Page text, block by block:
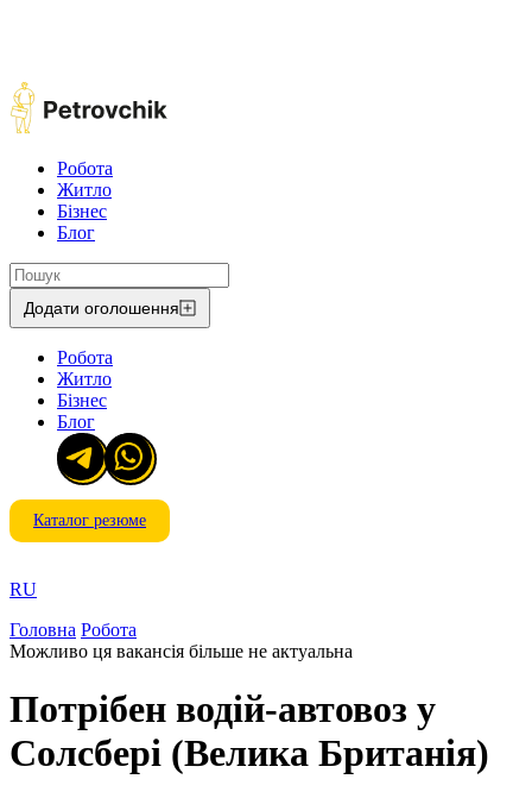
Робота
Житло
Бізнес
Блог
Додати оголошення
Робота
Житло
Бізнес
Блог
Каталог резюме
RU
Головна Робота
Можливо ця вакансія більше не актуальна
Потрібен водій-автовоз у
Солсбері (Велика Британія)